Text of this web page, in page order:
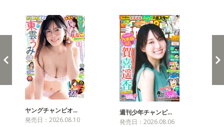
ヤングチャンピオ…
発売日：2026.08.10
週刊少年チャンピ…
発売日：2026.08.06